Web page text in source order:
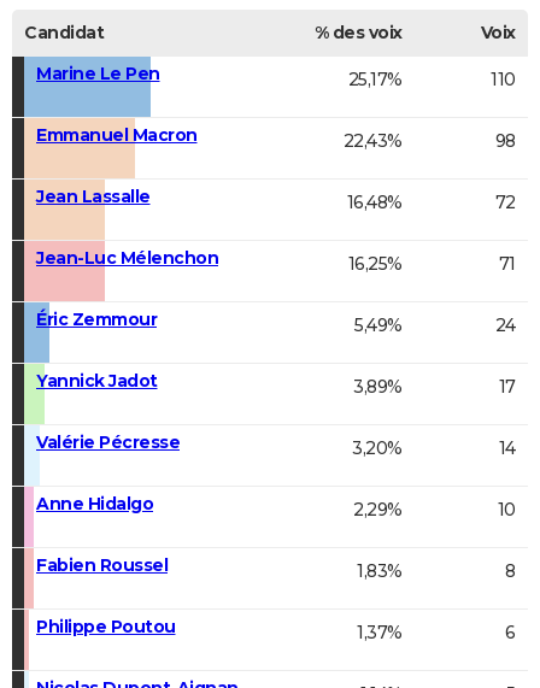
Candidat % des voix
Voix
Marine Le Pen
25,17% 110
Emmanuel Macron 22,43% 98
Jean Lassalle 16,48% 72
Jean-Luc Mélenchon 16,25% 71
Éric Zemmour 5,49% 24
Yannick Jadot 3,89% 17
Valérie Pécresse 3,20% 14
Anne Hidalgo 2,29% 10
Fabien Roussel 1,83% 8
Philippe Poutou 1,37% 6